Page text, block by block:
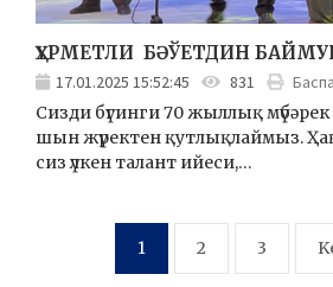
ҲҮРМЕТЛИ БӘЎЕТДИН
17.01.2025 15:52:45 831
Сизди бүгинги 70 жыллық
шын жүректен қутлықлаймыз.
сиз үлкен талант ийеси,…
1 2 3